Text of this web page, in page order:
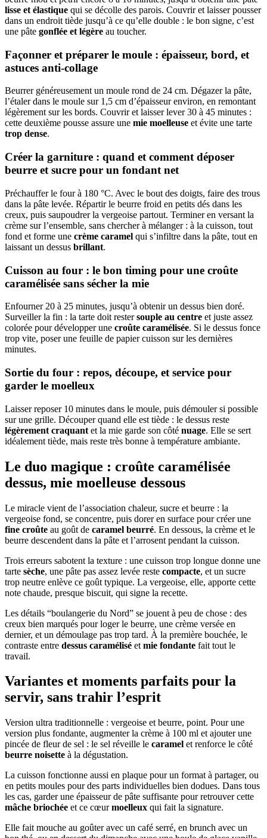
lisse et élastique qui se décolle des parois. Couvrir et laisser pousser
dans un endroit tiède jusqu’à ce qu’elle double : le bon signe, c’est
une pâte gonflée et légère au toucher.
Façonner et préparer le moule : épaisseur, bord, et
astuces anti-collage
Beurrer généreusement un moule rond de 24 cm. Dégazer la pâte,
l’étaler dans le moule sur 1,5 cm d’épaisseur environ, en remontant
légèrement sur les bords. Couvrir et laisser lever 30 à 45 minutes :
cette deuxième pousse assure une mie moelleuse et évite une tarte
trop dense.
Créer la garniture : quand et comment déposer
beurre et sucre pour un fondant net
Préchauffer le four à 180 °C. Avec le bout des doigts, faire des trous
dans la pâte levée. Répartir le beurre froid en petits dés dans les
creux, puis saupoudrer la vergeoise partout. Terminer en versant la
crème sur l’ensemble, sans chercher à mélanger : à la cuisson, tout
fond et forme une crème caramel qui s’infiltre dans la pâte, tout en
laissant un dessus brillant.
Cuisson au four : le bon timing pour une croûte
caramélisée sans sécher la mie
Enfourner 20 à 25 minutes, jusqu’à obtenir un dessus bien doré.
Surveiller la fin : la tarte doit restersouple au centre et juste assez
colorée pour développer une croûte caramélisée. Si le dessus fonce
trop vite, poser une feuille de papier cuisson sur les dernières
minutes.
Sortie du four : repos, découpe, et service pour
garder le moelleux
Laisser reposer 10 minutes dans le moule, puis démouler si possible
sur une grille. Découper quand elle est tiède : le dessus reste
légèrement craquant et la mie garde son côté nuage. Elle se sert
idéalement tiède, mais reste très bonne à température ambiante.
Le duo magique : croûte caramélisée
dessus, mie moelleuse dessous
Le miracle vient de l’association chaleur, sucre et beurre : la
vergeoise fond, se concentre, puis dorer en surface pour créer une
fine croûte au goût de caramel beurré. En dessous, la crème et le
beurre descendent dans la pâte et l’arrosent pendant la cuisson.
Trois erreurs sabotent la texture : une cuisson trop longue donne une
tarte sèche, une pâte pas assez levée reste compacte, et un sucre
trop neutre enlève ce goût typique. La vergeoise, elle, apporte cette
note chaude, presque biscuit, qui signe la recette.
Les détails “boulangerie du Nord” se jouent à peu de chose : des
creux bien marqués pour loger le beurre, une crème versée en
dernier, et un démoulage pas trop tard. À la première bouchée, le
contraste entre dessus caramélisé et mie fondante fait tout le
travail.
Variantes et moments parfaits pour la
servir, sans trahir l’esprit
Version ultra traditionnelle : vergeoise et beurre, point. Pour une
version plus fondante, augmenter la crème à 100 ml et ajouter une
pincée de fleur de sel : le sel réveille le caramel et renforce le côté
beurre noisette à la dégustation.
La cuisson fonctionne aussi en plaque pour un format à partager, ou
en petits moules pour des parts individuelles bien dodues. Dans tous
les cas, garder une épaisseur de pâte suffisante pour retrouver cette
mâche briochée et ce cœurmoelleux qui fait la signature.
Elle fait mouche au goûter avec un café serré, en brunch avec un